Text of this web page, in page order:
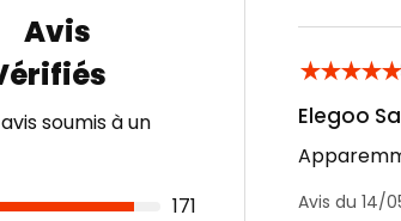
avis soumis à un
171
★★★★★
Elegoo
Avis du 14/